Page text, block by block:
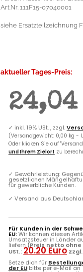
Art.Nr. 111F15-07040001
siehe Ersatzteilzeichnung
aktueller Tages-Preis:
✓ inkl. 19% USt. , zzgl.
(Versandgewicht: 0,00 kg -
Oder klicken Sie auf
und Ihrem Zielort zu
✓ Gewährleistung:
gesetzlichen
für gewerbliche Kunden.
✓ Versand aus
Für Kunden in der
EU:Wir können diesen
Umsatzsteuer in Länder
liefern (Preis netto ohne
USt.: 20.20 Euro
Setze dich für
der EU bitte per e-Mail an